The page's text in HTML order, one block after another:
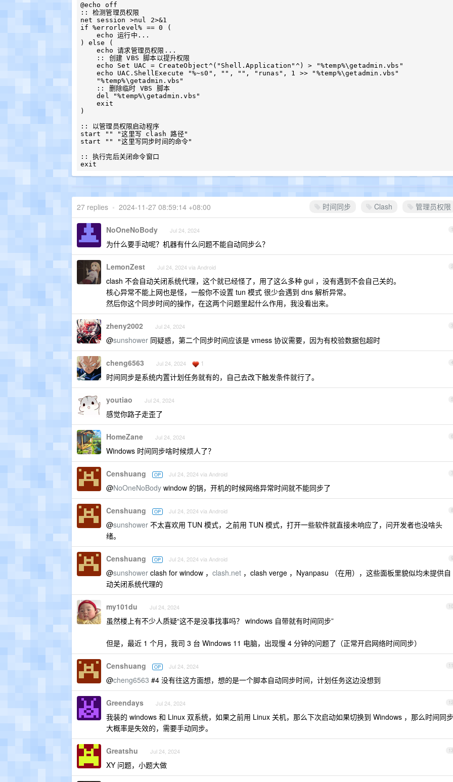
@echo off
:: 检测管理员权限
net session >nul 2>&1
if %errorlevel% == 0 (
    echo 运行中...
) else (
    echo 请求管理员权限...
    echo Set UAC = CreateObject^("Shell.Application"^) > "%temp%\getadmin.vbs"
    echo UAC.ShellExecute "%~s0", "", "", "runas", 1 >> "%temp%\getadmin.vbs"
    del "%temp%\getadmin.vbs"
    exit
)
:: 以管理员权限启动程序
start "" "这里写 clash 路径"
start "" "这里写同步时间的命令"
:: 执行完后关闭命令窗口
时间同步 Clash 管理员权限
27 replies • 2024-11-27 08:59:14 +08:00
1
NoOneNoBody Jul 24, 2024
为什么要手动呢？机器有什么问题不能自动同步么？
2
LemonZest Jul 24, 2024 via Android
clash 不会自动关闭系统代理，这个就已经怪了，用了这么多种 gui ，没有遇到不会自己关的。
核心异常不能上网也是怪，一般你不设置 tun 模式 很少会遇到 dns 解析异常。
然后你这个同步时间的操作，在这两个问题里起什么作用，我没看出来。
3
zheny2002 Jul 24, 2024
@sunshower 同疑惑，第二个同步时间应该是 vmess 协议需要，因为有校验数据包超时
4
cheng6563 Jul 24, 2024 1
时间同步是系统内置计划任务就有的，自己去改下触发条件就行了。
5
youtiao Jul 24, 2024
感觉你路子走歪了
6
HomeZane Jul 24, 2024
Windows 时间同步啥时候烦人了？
7
Censhuang OP Jul 24, 2024 via Android
@NoOneNoBody window 的锅，开机的时候网络异常时间就不能同步了
8
Censhuang OP Jul 24, 2024 via Android
@sunshower 不太喜欢用 TUN 模式，之前用 TUN 模式，打开一些软件就直接未响应了，问开发者也没啥头
绪。
9
Censhuang OP Jul 24, 2024 via Android
@sunshower clash for window ， clash.net ，clash verge ，Nyanpasu （在用），这些面板里貌似均未提供自
动关闭系统代理的
10
my101du Jul 24, 2024
虽然楼上有不少人质疑“这不是没事找事吗？ windows 自带就有时间同步”
但是，最近 1 个月，我司 3 台 Windows 11 电脑，出现慢 4 分钟的问题了（正常开启网络时间同步）
11
Censhuang OP Jul 24, 2024
@cheng6563 #4 没有往这方面想，想的是一个脚本自动同步时间，计划任务这边没想到
12
Greendays Jul 24, 2024
我装的 windows 和 Linux 双系统，如果之前用 Linux 关机，那么下次启动如果切换到 Windows ，那么时间同步
大概率是失效的，需要手动同步。
13
Greatshu Jul 24, 2024
XY 问题，小题大做